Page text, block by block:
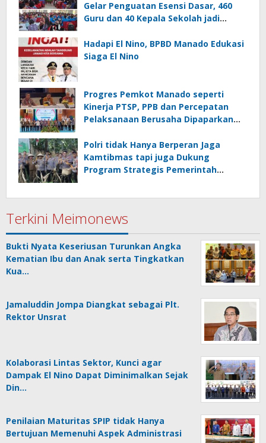
Gelar Penguatan Esensi Dasar, 460
Guru dan 40 Kepala Sekolah jadi
Hadapi El Nino, BPBD Manado Edukasi
Siaga El Nino
Progres Pemkot Manado seperti
Kinerja PTSP, PPB dan Percepatan
Pelaksanaan Berusaha Dipaparkan
dan Hilirisasi/BKPM
Polri tidak Hanya Berperan Jaga
Kamtibmas tapi juga Dukung
Program Strategis Pemerintah
Terkini Meimonews
Bukti Nyata Keseriusan Turunkan Angka
Kematian Ibu dan Anak serta Tingkatkan
Kua…
Jamaluddin Jompa Diangkat sebagai Plt.
Rektor Unsrat
Kolaborasi Lintas Sektor, Kunci agar
Dampak El Nino Dapat Diminimalkan Sejak
Din…
Penilaian Maturitas SPIP tidak Hanya
Bertujuan Memenuhi Aspek Administrasi